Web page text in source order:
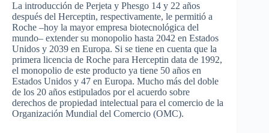
La introducción de Perjeta y Phesgo 14 y 22 años
después del Herceptin, respectivamente, le permitió a
Roche –hoy la mayor empresa biotecnológica del
mundo– extender su monopolio hasta 2042 en Estados
Unidos y 2039 en Europa. Si se tiene en cuenta que la
primera licencia de Roche para Herceptin data de 1992,
el monopolio de este producto ya tiene 50 años en
Estados Unidos y 47 en Europa. Mucho más del doble
de los 20 años estipulados por el acuerdo sobre
derechos de propiedad intelectual para el comercio de la
Organización Mundial del Comercio (OMC).